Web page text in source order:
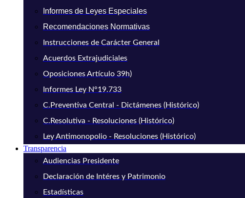
Informes de Leyes Especiales
Recomendaciones Normativas
Instrucciones de Carácter General
Acuerdos Extrajudiciales
Oposiciones Artículo 39h)
Informes Ley N°19.733
C.Preventiva Central - Dictámenes (Histórico)
C.Resolutiva - Resoluciones (Histórico)
Ley Antimonopolio - Resoluciones (Histórico)
Transparencia
Audiencias Presidente
Declaración de Intéres y Patrimonio
Estadísticas